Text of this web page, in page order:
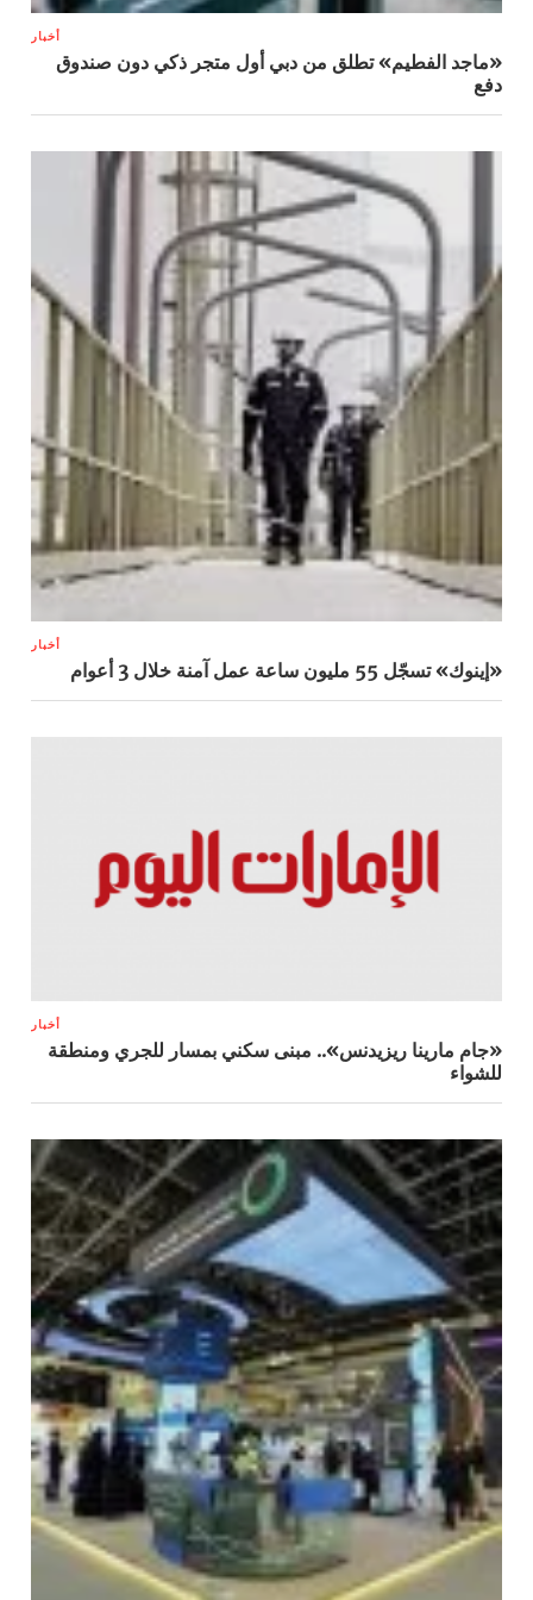
أخبار
«ماجد الفطيم» تطلق من دبي أول متجر ذكي دون صندوق
دفع
أخبار
«إينوك» تسجّل 55 مليون ساعة عمل آمنة خلال 3 أعوام
أخبار
«جام مارينا ريزيدنس».. مبنى سكني بمسار للجري ومنطقة
للشواء